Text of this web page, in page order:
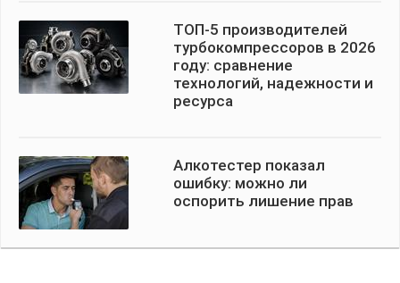
ТОП-5 производителей
турбокомпрессоров в 2026
году: сравнение
технологий, надежности и
ресурса
Алкотестер показал
ошибку: можно ли
оспорить лишение прав